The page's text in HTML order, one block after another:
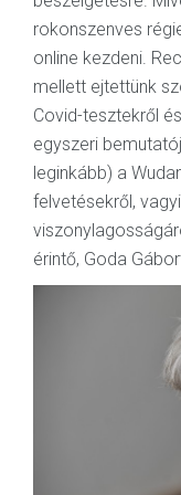
rokonszenves
online kezdeni.
mellett ejtettünk
Covid-tesztekről
egyszeri
leginkább) a
felvetésekről,
érintő, Goda